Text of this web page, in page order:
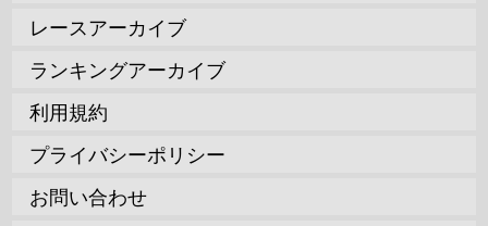
レースアーカイブ
ランキングアーカイブ
利用規約
プライバシーポリシー
お問い合わせ